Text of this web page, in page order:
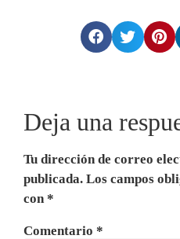
Deja una
Tu dirección de correo
publicada. Los campos
con*
Comentario *